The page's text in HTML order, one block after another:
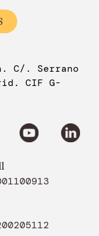
C/. Serrano
CIF G-